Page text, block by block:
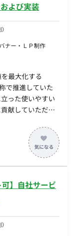
よび実装
バナー・ＬＰ制作
最大化する
で推進していた
った使いやすい
献していただき
もに、プロダク
（WordPress等
）のUI/UXリ
だきます。 【要
リモート ・ フ
】自社サービ